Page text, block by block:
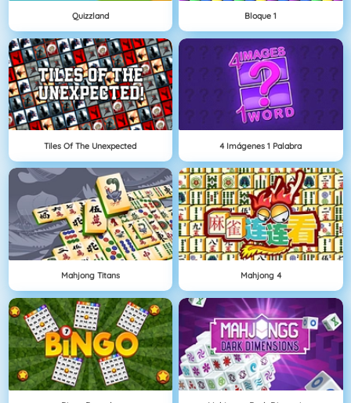
Quizzland Bloque 1
Tiles Of The Unexpected 4 Imágenes 1 Palabra
Mahjong Titans Mahjong 4